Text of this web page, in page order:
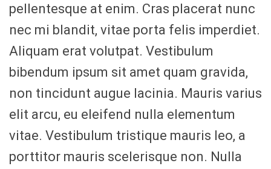
pellentesque at enim. Cras placerat nunc
nec mi blandit, vitae porta felis imperdiet.
Aliquam erat volutpat. Vestibulum
bibendum ipsum sit amet quam gravida,
non tincidunt augue lacinia. Mauris varius
elit arcu, eu eleifend nulla elementum
vitae. Vestibulum tristique mauris leo, a
porttitor mauris scelerisque non. Nulla